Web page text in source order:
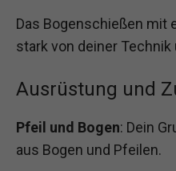
Das Bogenschießen mit
stark von deiner Technik
Ausrüstung und
Pfeil und Bogen: Dein
aus Bogen und Pfeilen.